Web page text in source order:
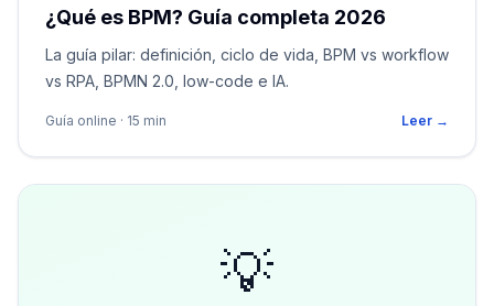
¿Qué es BPM? Guía completa 2026
La guía pilar: definición, ciclo de vida, BPM vs workflow
vs RPA, BPMN 2.0, low-code e IA.
Guía online · 15 min Leer →
💡